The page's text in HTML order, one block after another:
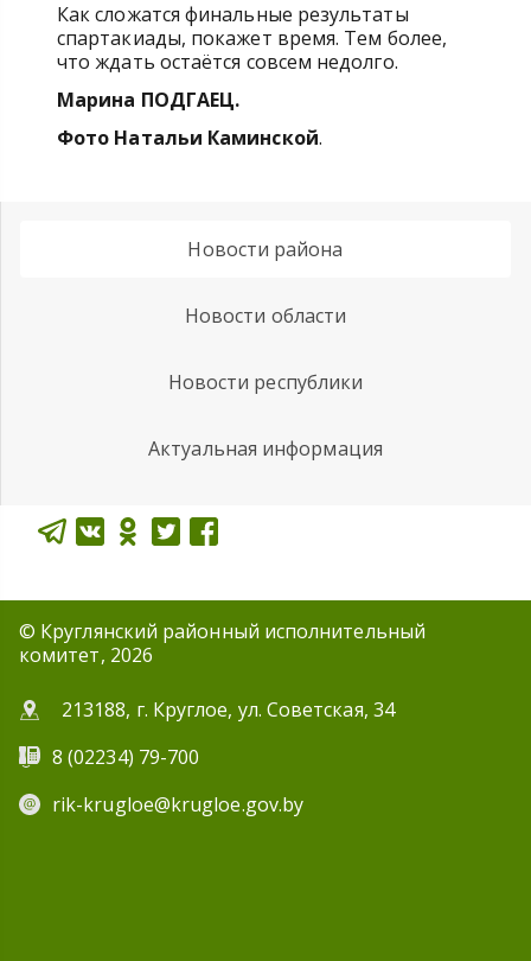
Как сложатся финальные результаты
спартакиады, покажет время. Тем более,
что ждать остаётся совсем недолго.
Марина ПОДГАЕЦ.
Фото Натальи Каминской.
Новости района
Новости области
Новости республики
Актуальная информация
© Круглянский районный исполнительный
комитет, 2026
213188, г. Круглое, ул. Советская, 34
8 (02234) 79-700
rik-krugloe@krugloe.gov.by